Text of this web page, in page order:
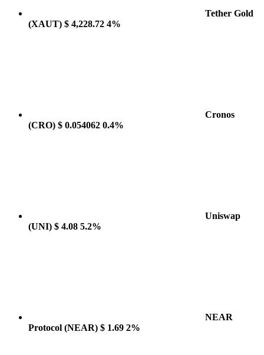
Tether Gold
(XAUT) $ 4,228.72 4%
Cronos
(CRO) $ 0.054062 0.4%
Uniswap
(UNI) $ 4.08 5.2%
NEAR
Protocol (NEAR) $ 1.69 2%